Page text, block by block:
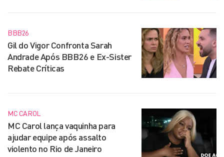
BBB26
Gil do Vigor Confronta Sarah
Andrade Após BBB26 e Ex-Sister
Rebate Críticas
MC CAROL
MC Carol lança vaquinha para
ajudar equipe após assalto
violento no Rio de Janeiro